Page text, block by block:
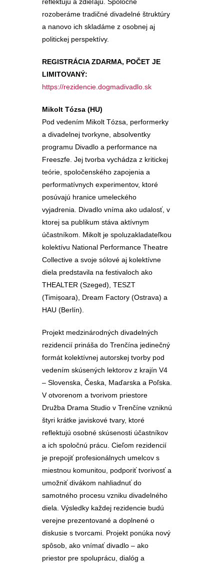
rozoberáme tradičné divadelné štruktúry
a nanovo ich skladáme z osobnej aj
politickej perspektívy.
REGISTRÁCIA ZDARMA, POČET JE
LIMITOVANÝ:
https://rezidencie.dogmadivadlo.sk
Mikolt Tózsa (HU)
Pod vedením Mikolt Tózsa, performerky
a divadelnej tvorkyne, absolventky
programu Divadlo a performance na
Freeszfe. Jej tvorba vychádza z kritickej
teórie, spoločenského zapojenia a
performatívnych experimentov, ktoré
posúvajú hranice umeleckého
vyjadrenia. Divadlo vníma ako udalosť, v
ktorej sa publikum stáva aktívnym
účastníkom. Mikolt je spoluzakladateľkou
kolektívu National Performance Theatre
Collective a svoje sólové aj kolektívne
diela predstavila na festivaloch ako
THEALTER (Szeged), TESZT
(Timișoara), Dream Factory (Ostrava) a
HAU (Berlín).
Projekt medzinárodných divadelných
rezidencií prináša do Trenčína jedinečný
formát kolektívnej autorskej tvorby pod
vedením skúsených lektorov z krajín V4
– Slovenska, Česka, Maďarska a Poľska.
V otvorenom a tvorivom priestore
Družba Drama Studio v Trenčíne vzniknú
štyri krátke javiskové tvary, ktoré
reflektujú osobné skúsenosti účastníkov
a ich spoločnú prácu. Cieľom rezidencií
je prepojiť profesionálnych umelcov s
miestnou komunitou, podporiť tvorivosť a
umožniť divákom nahliadnuť do
samotného procesu vzniku divadelného
diela. Výsledky každej rezidencie budú
verejne prezentované a doplnené o
diskusie s tvorcami. Projekt ponúka nový
spôsob, ako vnímať divadlo – ako
priestor pre spoluprácu, dialóg a